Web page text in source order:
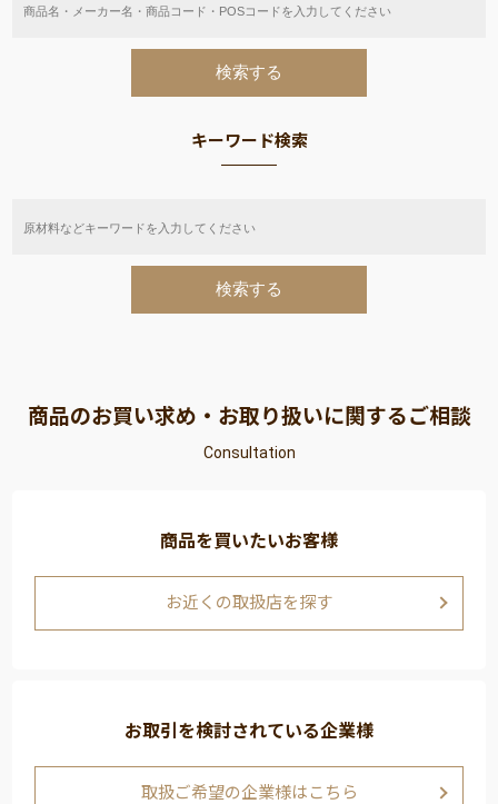
キーワード検索
商品のお買い求め・お取り扱いに関するご相談
Consultation
商品を買いたいお客様
お近くの取扱店を探す
お取引を検討されている企業様
取扱ご希望の企業様はこちら